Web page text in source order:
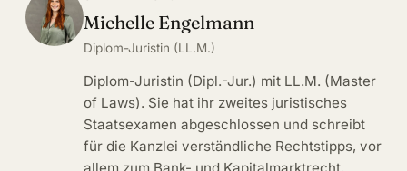
Michelle Engelmann
Diplom-Juristin (LL.M.)
Diplom-Juristin (Dipl.-Jur.) mit LL.M. (Master
of Laws). Sie hat ihr zweites juristisches
Staatsexamen abgeschlossen und schreibt
für die Kanzlei verständliche Rechtstipps, vor
allem zum Bank- und Kapitalmarktrecht,